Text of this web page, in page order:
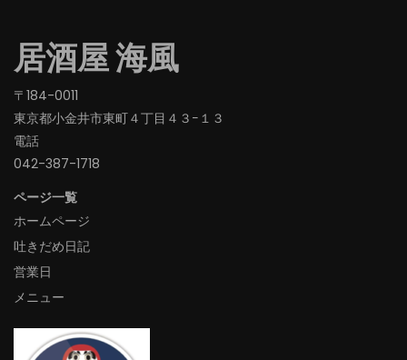
居酒屋 海風
〒184-0011
東京都小金井市東町４丁目４３−１３
電話
042-387-1718‬
ページ一覧
ホームページ
吐きだめ日記
営業日
メニュー